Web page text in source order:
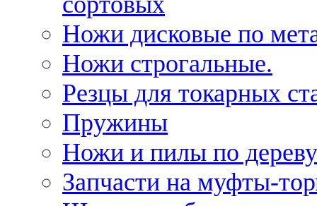
Ножи дисковые по
Ножи строгальные.
Резцы для токарных
Пружины
Ножи и пилы по дереву
Запчасти на муфты-